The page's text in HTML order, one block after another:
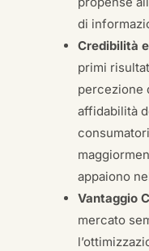
di
Credibilità
primi
percezione
affidabilità
appaiono
Vantaggio
mercato